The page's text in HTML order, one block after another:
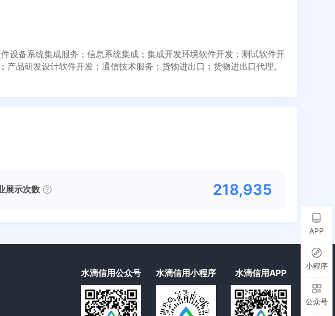
设备系统集成服务；信息系统集成；集成开发环境软件开发；测试软件开
品研发设计软件开发；通信技术服务；货物进出口；货物进出口代理。
展示次数 218,954
水滴信用公众号 水滴信用小程序 水滴信用APP
APP
小程序
公众号